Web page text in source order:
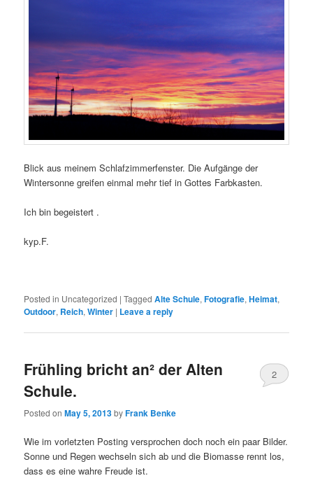
Blick aus meinem Schlafzimmerfenster. Die Aufgänge der
Wintersonne greifen einmal mehr tief in Gottes Farbkasten.
Ich bin begeistert .
kyp.F.
Posted in Uncategorized |Tagged Alte Schule,Fotografie,Heimat,
Outdoor, Reich,Winter | Leave a reply
Frühling bricht an² der Alten
Schule.
Posted onMay 5, 2013byFrank Benke
2
Wie im vorletzten Posting versprochen doch noch ein paar Bilder.
Sonne und Regen wechseln sich ab und die Biomasse rennt los,
dass es eine wahre Freude ist.